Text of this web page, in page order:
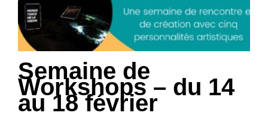
Semaine de
Workshops – du 14
au 18 février